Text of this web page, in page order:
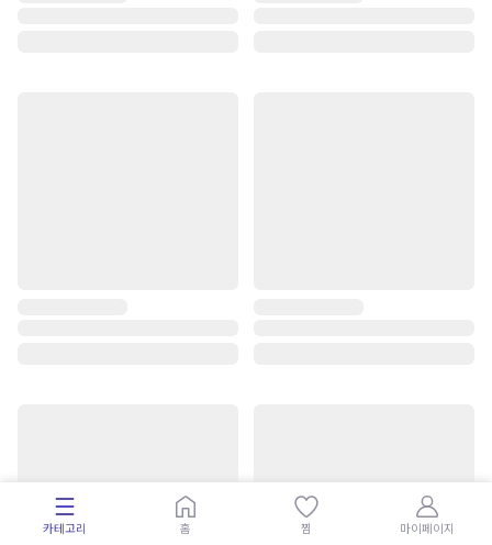
카테고리 홈 찜 마이페이지